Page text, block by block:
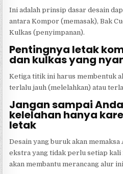
Ini adalah prinsip dasar desain
antara Kompor (memasak), Bak
Kulkas (penyimpanan).
Pentingnya letak
dan kulkas yang
Ketiga titik ini harus membentuk
terlalu jauh (melelahkan) atau
Jangan sampai
kelelahan hanya
letak
Desain yang buruk akan memaksa
ekstra yang tidak perlu setiap kali
akan membantu merancang alur